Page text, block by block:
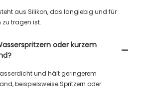
aus Silikon, das langlebig und für
tragen ist.
oder kurzem
und hält geringerem
beispielsweise Spritzern oder